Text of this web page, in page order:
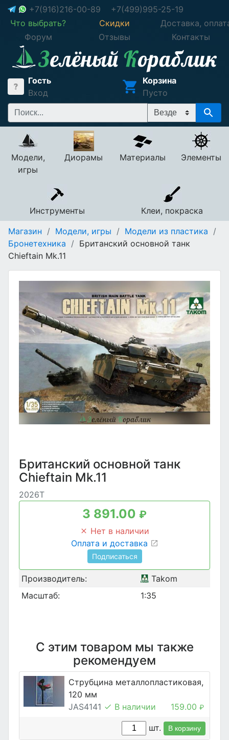
+7(916)216-00-89
+7(499)995-25-19
Что выбрать?
Скидки
Доставка,
Форум
Отзывы Контакты
Гость
Вход
Корзина
Пусто
Модели,
игры
Диорамы Материалы Элементы
Инструменты
Клеи, покраска
Магазин / Модели, игры / Модели из пластика /
Бронетехника / Британский основной танк
Chieftain Mk.11
Британский основной танк
Chieftain Mk.11
2026T
3 891.00 ₽
Нет в наличии
Оплата и доставка
Подписаться
Производитель:
Takom
Масштаб:
1:35
С этим товаром мы также
рекомендуем
Струбцина металлопластиковая,
120 мм
JAS4141
В наличии 159.00 ₽
шт. В корзину